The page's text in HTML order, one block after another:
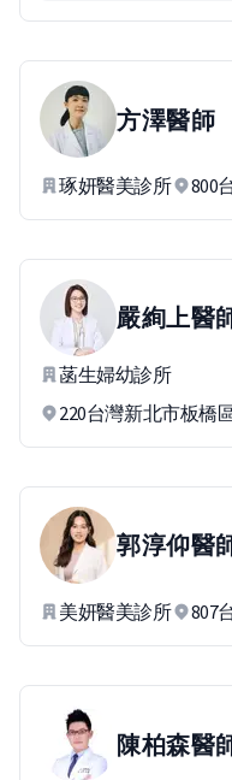
方澤醫師
琢妍醫美診所 800
嚴絢上醫
菡生婦幼診所
220台灣新北市板橋
郭淳仰醫
美妍醫美診所 807
陳柏森醫